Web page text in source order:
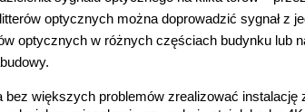
optycznych można doprowadzić sygnał z
optycznych w różnych częściach budynku lub
bez większych problemów zrealizować instalację